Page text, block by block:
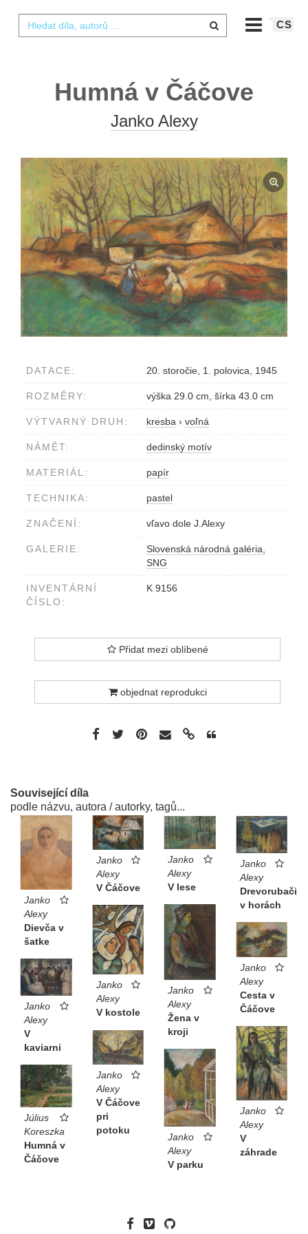
CS
Humná v Čáčove
Janko Alexy
DATACE: 20. storočie, 1. polovica, 1945
ROZMĚRY: výška 29.0 cm, šírka 43.0 cm
VÝTVARNÝ DRUH: kresba › voľná
NÁMĚT: dedinský motív
MATERIÁL: papír
TECHNIKA: pastel
ZNAČENÍ: vľavo dole J.Alexy
GALERIE:
Slovenská národná galéria,
SNG
INVENTÁRNÍ
ČÍSLO:
K 9156
Přidat mezi oblíbené
objednat reprodukci
Související díla
podle názvu, autora / autorky, tagů...
Janko
Alexy
Dievča v
šatke
Janko
Alexy
V Čáčove
Janko
Alexy
V lese
Janko
Alexy
Drevorubači
v horách
Janko
Alexy
Žena v
kroji
Janko
Alexy
V kostole
Janko
Alexy
Cesta v
Čáčove
Janko
Alexy
V
kaviarni
Janko
Alexy
V
záhrade
Janko
Alexy
V Čáčove
pri
potoku
Janko
Alexy
V parku
Július
Koreszka
Humná v
Čáčove